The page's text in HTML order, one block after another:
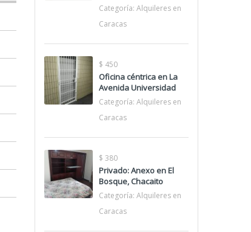
Categoría: Alquileres en
Caracas
$ 450
Oficina céntrica en La
Avenida Universidad
Categoría: Alquileres en
Caracas
$ 380
Privado: Anexo en El
Bosque, Chacaito
Categoría: Alquileres en
Caracas